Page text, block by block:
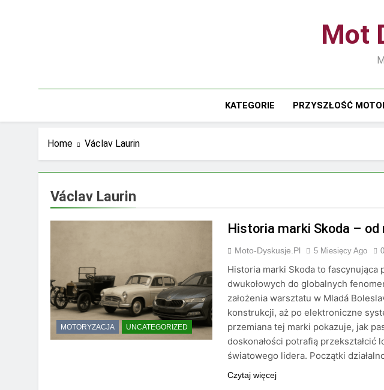
Mot
KATEGORIE PRZYSZŁOŚĆ
Home Václav Laurin
Václav Laurin
MOTORYZACJA UNCATEGORIZED
Historia marki Skoda –
Moto-Dyskusje.pl 5 Miesięcy Ago 0
Historia marki Skoda to
dwukołowych do globalnych
założenia warsztatu w Mladá
konstrukcji, aż po elektroniczne
przemiana tej marki pokazuje, jak
doskonałości potrafią przekształcić
światowego lidera. Początki
Czytaj więcej